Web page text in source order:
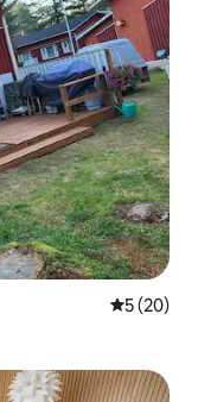
5 (20)